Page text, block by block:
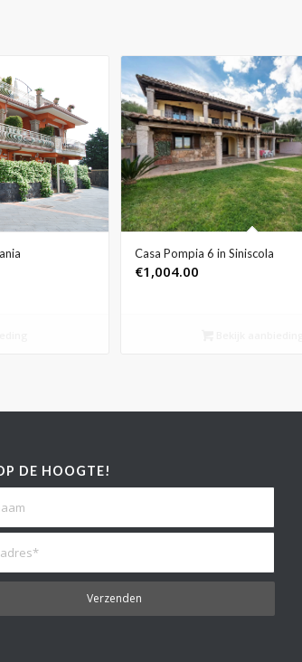
Casa Pompia 6 in Siniscola
€1,004.00
DE HOOGTE!